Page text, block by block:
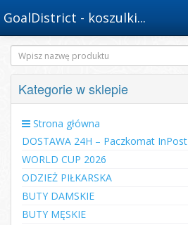
GoalDistrict - koszulki...
Kategorie w sklepie
Strona główna
DOSTAWA 24H – Paczkomat InPost
WORLD CUP 2026
ODZIEŻ PIŁKARSKA
BUTY DAMSKIE
BUTY MĘSKIE